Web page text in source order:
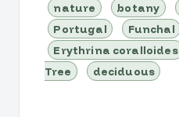
nature botany
Portugal
Funchal
Erythrina coralloides
Tree
deciduous